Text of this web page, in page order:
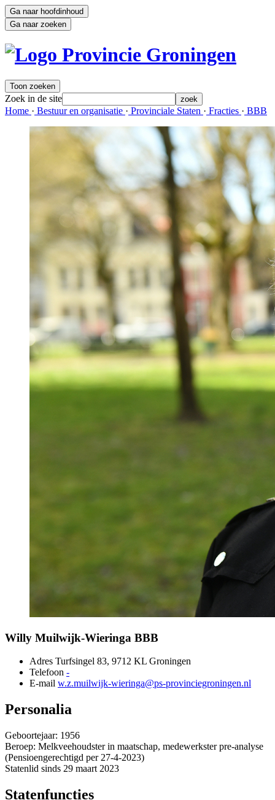
Ga naar hoofdinhoud
Ga naar zoeken
Toon zoeken
Zoek in de site zoek
Home · Bestuur en organisatie · Provinciale Staten · Fracties · BBB
Willy Muilwijk-Wieringa BBB
Adres Turfsingel 83, 9712 KL Groningen
Telefoon -
E-mail w.z.muilwijk-wieringa@ps-provinciegroningen.nl
Personalia
Geboortejaar: 1956
Beroep: Melkveehoudster in maatschap, medewerkster pre-analyse
(Pensioengerechtigd per 27-4-2023)
Statenlid sinds 29 maart 2023
Statenfuncties